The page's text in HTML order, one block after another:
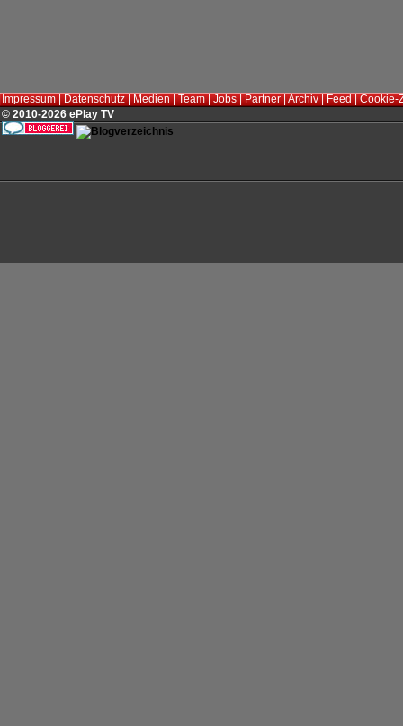
Impressum|Datenschutz|Medien|Team|Jobs|Partner|Archiv|Feed|Cookie-
© 2010-2026 ePlay TV